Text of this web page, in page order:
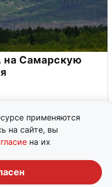
применяются
на сайте, вы
на их
на Самарскую